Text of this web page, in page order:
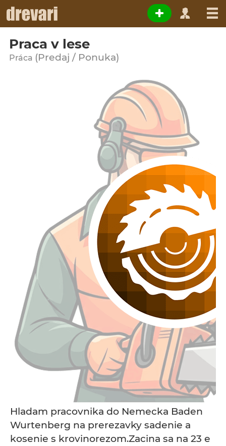
Praca v lese
Práca (Predaj / Ponuka)
Hladam pracovnika do Nemecka Baden
Wurtenberg na prerezavky sadenie a
kosenie s krovinorezom.Zacina sa na 23 e